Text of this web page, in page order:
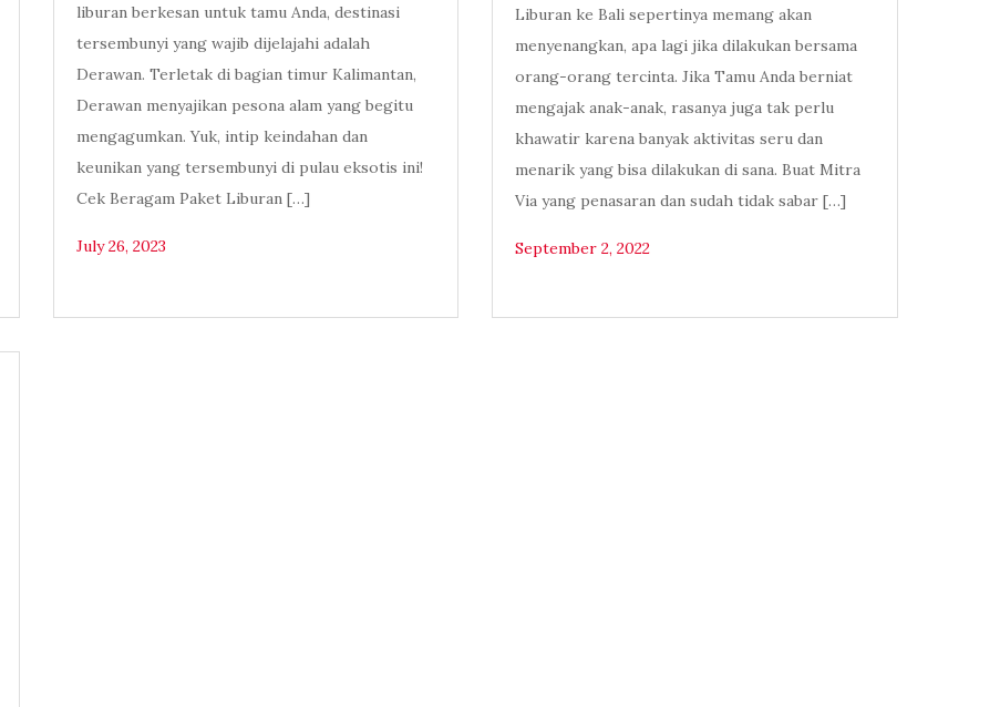
liburan berkesan untuk tamu Anda, destinasi
tersembunyi yang wajib dijelajahi adalah
Derawan. Terletak di bagian timur Kalimantan,
Derawan menyajikan pesona alam yang begitu
mengagumkan. Yuk, intip keindahan dan
keunikan yang tersembunyi di pulau eksotis ini!
Cek Beragam Paket Liburan […]
July 26, 2023
Liburan ke Bali sepertinya memang akan
menyenangkan, apa lagi jika dilakukan bersama
orang-orang tercinta. Jika Tamu Anda berniat
mengajak anak-anak, rasanya juga tak perlu
khawatir karena banyak aktivitas seru dan
menarik yang bisa dilakukan di sana. Buat Mitra
Via yang penasaran dan sudah tidak sabar […]
September 2, 2022